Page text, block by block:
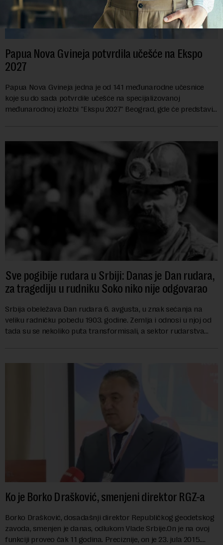
Papua Nova Gvineja potvrdila učešće na Ekspo
2027
Papua Nova Gvineja jedna je od 141 međunarodne učesnice
koje su do sada potvrdile učešće na specijalizovanoj
međunarodnoj izložbi "Ekspu 2027" Beograd, gde će predstaviti
Sve pogibije rudara u Srbiji: Danas je Dan rudara,
za tragediju u rudniku Soko niko nije odgovarao
Srbija obeležava Dan rudara 6. avgusta, u znak sećanja na
veliku radničku pobedu 1903. godine. Zemlja i odnosi u njoj od
tada su se nekoliko puta transformisali, a sektor rudarstva
Ko je Borko Drašković, smenjeni direktor RGZ-a
Borko Drašković, dosadašnji direktor Republičkog geodetskog
zavoda, smenjen je danas, odlukom Vlade Srbije.On je na ovoj
funkciji proveo čak 11 godina. Preciznije, on je 23. jula 2015.